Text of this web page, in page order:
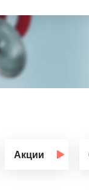
Акции